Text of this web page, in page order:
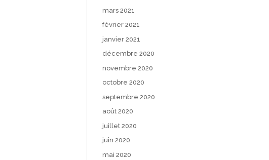
mars 2021
février 2021
janvier 2021
décembre 2020
novembre 2020
octobre 2020
septembre 2020
août 2020
juillet 2020
juin 2020
mai 2020